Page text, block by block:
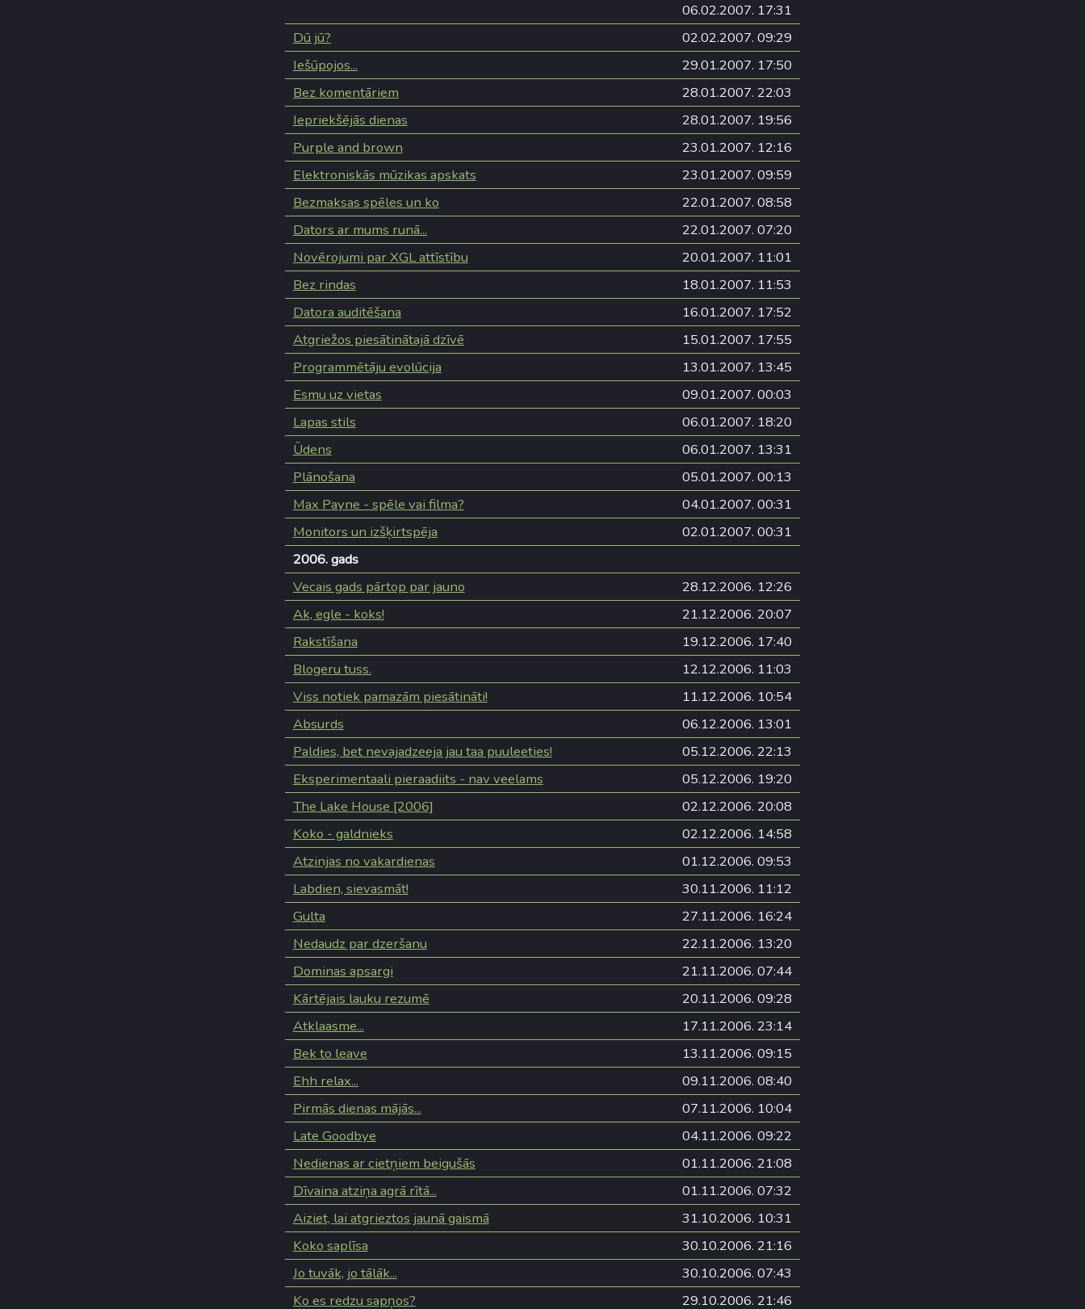
06.02.2007. 17:31
Dū jū?
02.02.2007. 09:29
Iešūpojos...
29.01.2007. 17:50
Bez komentāriem
28.01.2007. 22:03
Iepriekšējās dienas
28.01.2007. 19:56
Purple and brown
23.01.2007. 12:16
Elektroniskās mūzikas apskats
23.01.2007. 09:59
Bezmaksas spēles un ko
22.01.2007. 08:58
Dators ar mums runā...
22.01.2007. 07:20
Novērojumi par XGL attīstību
20.01.2007. 11:01
Bez rindas
18.01.2007. 11:53
Datora auditēšana
16.01.2007. 17:52
Atgriežos piesātinātajā dzīvē
15.01.2007. 17:55
Programmētāju evolūcija
13.01.2007. 13:45
Esmu uz vietas
09.01.2007. 00:03
Lapas stils
06.01.2007. 18:20
Ūdens
06.01.2007. 13:31
Plānošana
05.01.2007. 00:13
Max Payne - spēle vai filma?
04.01.2007. 00:31
Monitors un izšķirtspēja
02.01.2007. 00:31
2006. gads
Vecais gads pārtop par jauno
28.12.2006. 12:26
Ak, egle - koks!
21.12.2006. 20:07
Rakstīšana
19.12.2006. 17:40
Blogeru tuss.
12.12.2006. 11:03
Viss notiek pamazām piesātināti!
11.12.2006. 10:54
Absurds
06.12.2006. 13:01
Paldies, bet nevajadzeeja jau taa puuleeties!
05.12.2006. 22:13
Eksperimentaali pieraadiits - nav veelams
05.12.2006. 19:20
The Lake House [2006]
02.12.2006. 20:08
Koko - galdnieks
02.12.2006. 14:58
Atzinjas no vakardienas
01.12.2006. 09:53
Labdien, sievasmāt!
30.11.2006. 11:12
Gulta
27.11.2006. 16:24
Nedaudz par dzeršanu
22.11.2006. 13:20
Dominas apsargi
21.11.2006. 07:44
Kārtējais lauku rezumē
20.11.2006. 09:28
Atklaasme...
17.11.2006. 23:14
Bek to leave
13.11.2006. 09:15
Ehh relax...
09.11.2006. 08:40
Pirmās dienas mājās...
07.11.2006. 10:04
Late Goodbye
04.11.2006. 09:22
Nedienas ar cietņiem beigušās
01.11.2006. 21:08
Dīvaina atziņa agrā rītā...
01.11.2006. 07:32
Aiziet, lai atgrieztos jaunā gaismā
31.10.2006. 10:31
Koko saplīsa
30.10.2006. 21:16
Jo tuvāk, jo tālāk...
30.10.2006. 07:43
Ko es redzu sapņos?
29.10.2006. 21:46